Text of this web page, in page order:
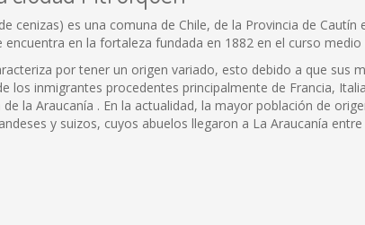
cenizas) es una comuna de Chile, de la Provincia de Cautín
encuentra en la fortaleza fundada en 1882 en el curso
por tener un origen variado, esto debido a que
los inmigrantes procedentes principalmente de Francia,
la Araucanía . En la actualidad, la mayor población de
y suizos, cuyos abuelos llegaron a La Araucanía entre